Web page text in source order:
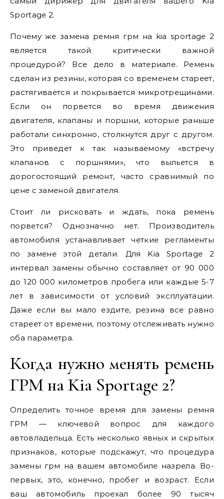
Sportage 2.
Почему же замена ремня грм на kia sportage 2
является такой критически важной
процедурой? Все дело в материале. Ремень
сделан из резины, которая со временем стареет,
растягивается и покрывается микротрещинами.
Если он порвется во время движения
двигателя, клапаны и поршни, которые раньше
работали синхронно, столкнутся друг с другом.
Это приведет к так называемому «встречу
клапанов с поршнями», что выльется в
дорогостоящий ремонт, часто сравнимый по
цене с заменой двигателя.
Стоит ли рисковать и ждать, пока ремень
порвется? Однозначно нет. Производитель
автомобиля устанавливает четкие регламенты
по замене этой детали. Для Kia Sportage 2
интервал замены обычно составляет от 90 000
до 120 000 километров пробега или каждые 5-7
лет в зависимости от условий эксплуатации.
Даже если вы мало ездите, резина все равно
стареет от времени, поэтому отслеживать нужно
оба параметра.
Когда нужно менять ремень
ГРМ на Kia Sportage 2?
Определить точное время для замены ремня
ГРМ — ключевой вопрос для каждого
автовладельца. Есть несколько явных и скрытых
признаков, которые подскажут, что процедура
замены грм на вашем автомобиле назрела. Во-
первых, это, конечно, пробег и возраст. Если
ваш автомобиль проехал более 90 тысяч